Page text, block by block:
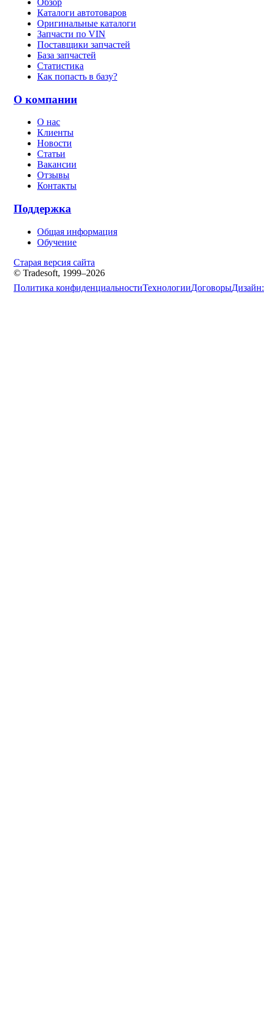
Обзор
Каталоги автотоваров
Оригинальные каталоги
Запчасти по VIN
Поставщики запчастей
База запчастей
Статистика
Как попасть в базу?
О компании
О нас
Клиенты
Новости
Статьи
Вакансии
Отзывы
Контакты
Поддержка
Общая информация
Обучение
Старая версия сайта
© Tradesoft, 1999–2026
Политика конфиденциальностиТехнологииДоговорыДизайн: